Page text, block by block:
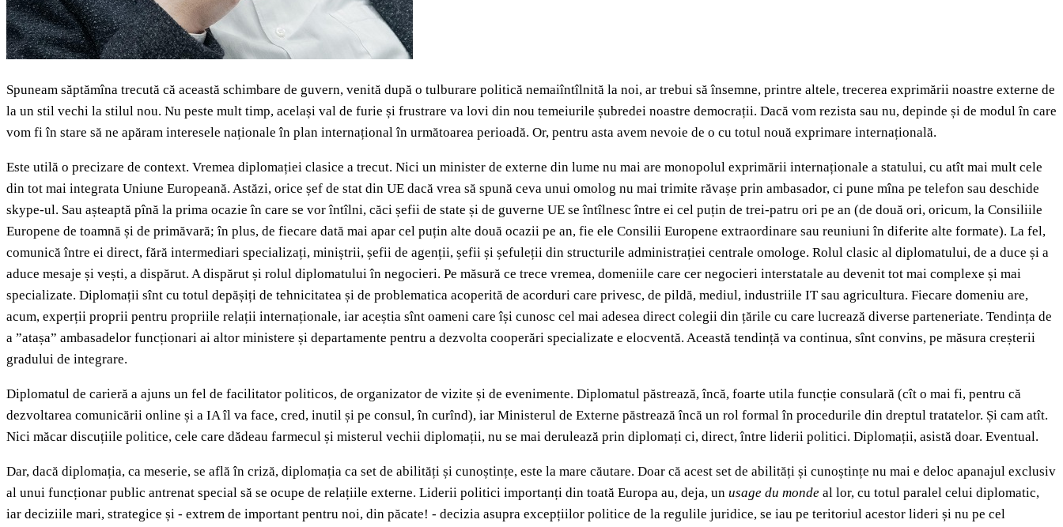
Spuneam săptămîna trecută că această schimbare de guvern, venită după o tulburare politică nemaiîntîlnită la noi, ar trebui să însemne, printre altele, trecerea exprimării noastre externe de
la un stil vechi la stilul nou. Nu peste mult timp, același val de furie și frustrare va lovi din nou temeiurile șubredei noastre democrații. Dacă vom rezista sau nu, depinde și de modul în care
vom fi în stare să ne apăram interesele naționale în plan internațional în următoarea perioadă. Or, pentru asta avem nevoie de o cu totul nouă exprimare internațională.
Este utilă o precizare de context. Vremea diplomației clasice a trecut. Nici un minister de externe din lume nu mai are monopolul exprimării internaționale a statului, cu atît mai mult cele
din tot mai integrata Uniune Europeană. Astăzi, orice șef de stat din UE dacă vrea să spună ceva unui omolog nu mai trimite răvașe prin ambasador, ci pune mîna pe telefon sau deschide
skype-ul. Sau așteaptă pînă la prima ocazie în care se vor întîlni, căci șefii de state și de guverne UE se întîlnesc între ei cel puțin de trei-patru ori pe an (de două ori, oricum, la Consiliile
Europene de toamnă și de primăvară; în plus, de fiecare dată mai apar cel puțin alte două ocazii pe an, fie ele Consilii Europene extraordinare sau reuniuni în diferite alte formate). La fel,
comunică între ei direct, fără intermediari specializați, miniștrii, șefii de agenții, șefii și șefuleții din structurile administrației centrale omologe. Rolul clasic al diplomatului, de a duce și a
aduce mesaje și vești, a dispărut. A dispărut și rolul diplomatului în negocieri. Pe măsură ce trece vremea, domeniile care cer negocieri interstatale au devenit tot mai complexe și mai
specializate. Diplomații sînt cu totul depășiți de tehnicitatea și de problematica acoperită de acorduri care privesc, de pildă, mediul, industriile IT sau agricultura. Fiecare domeniu are,
acum, experții proprii pentru propriile relații internaționale, iar aceștia sînt oameni care își cunosc cel mai adesea direct colegii din țările cu care lucrează diverse parteneriate. Tendința de
a ”atașa” ambasadelor funcționari ai altor ministere și departamente pentru a dezvolta cooperări specializate e elocventă. Această tendință va continua, sînt convins, pe măsura creșterii
gradului de integrare.
Diplomatul de carieră a ajuns un fel de facilitator politicos, de organizator de vizite și de evenimente. Diplomatul păstrează, încă, foarte utila funcție consulară (cît o mai fi, pentru că
dezvoltarea comunicării online și a IA îl va face, cred, inutil și pe consul, în curînd), iar Ministerul de Externe păstrează încă un rol formal în procedurile din dreptul tratatelor. Și cam atît.
Nici măcar discuțiile politice, cele care dădeau farmecul și misterul vechii diplomații, nu se mai derulează prin diplomați ci, direct, între liderii politici. Diplomații, asistă doar. Eventual.
Dar, dacă diplomația, ca meserie, se află în criză, diplomația ca set de abilități și cunoștințe, este la mare căutare. Doar că acest set de abilități și cunoștințe nu mai e deloc apanajul exclusiv
al unui funcționar public antrenat special să se ocupe de relațiile externe. Liderii politici importanți din toată Europa au, deja, un usage du monde al lor, cu totul paralel celui diplomatic,
iar deciziile mari, strategice și - extrem de important pentru noi, din păcate! - decizia asupra excepțiilor politice de la regulile juridice, se iau pe teritoriul acestor lideri și nu pe cel